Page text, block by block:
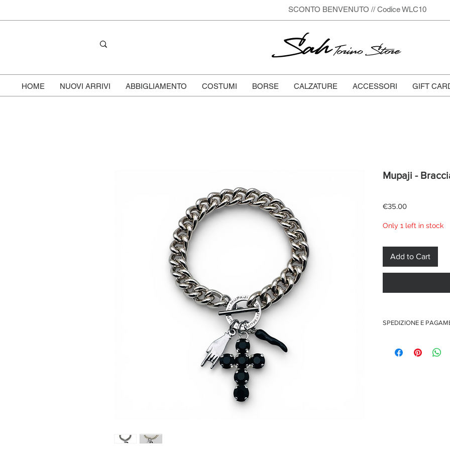
SCONTO BENVENUTO // Codice WLC10
SahTorino Store
HOME NUOVI ARRIVI ABBIGLIAMENTO COSTUMI BORSE CALZATURE ACCESSORI GIFT
Mupaji -
€35.00Price
Only 1 left in stock
Add to Cart
SPEDIZIONE E
Pagamenti sicuri con